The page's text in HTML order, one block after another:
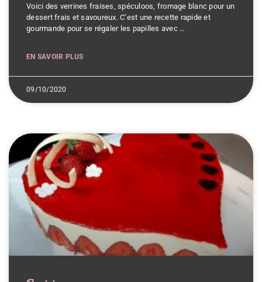
Voici des verrines fraises, spéculoos, fromage blanc pour un
dessert frais et savoureux. C’est une recette rapide et
gourmande pour se régaler les papilles avec …
EN SAVOIR PLUS
09/10/2020